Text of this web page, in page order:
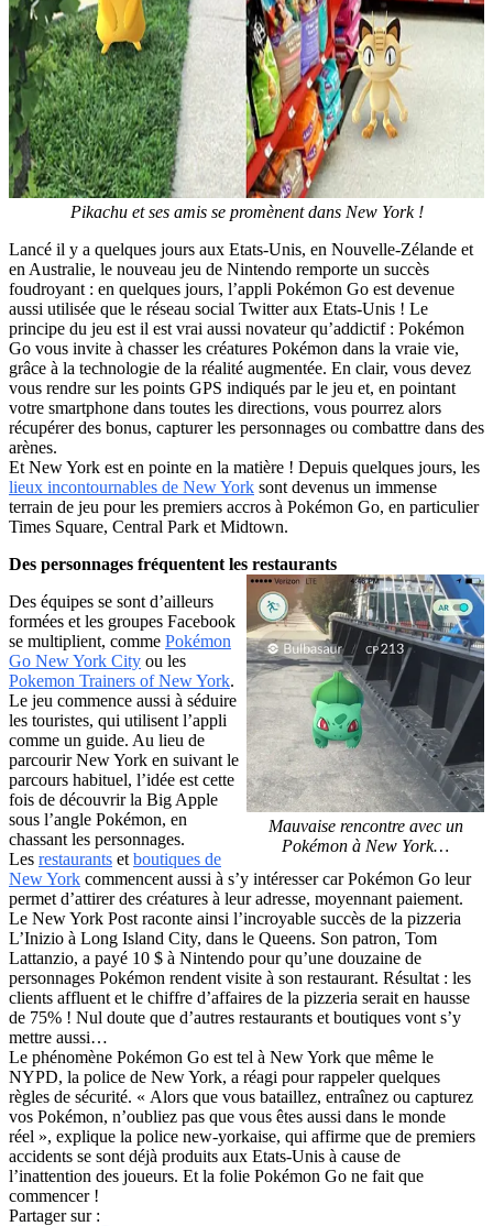
Pikachu et ses amis se promènent dans New York !
Lancé il y a quelques jours aux Etats-Unis, en Nouvelle-Zélande et
en Australie, le nouveau jeu de Nintendo remporte un succès
foudroyant : en quelques jours, l’appli Pokémon Go est devenue
aussi utilisée que le réseau social Twitter aux Etats-Unis ! Le
principe du jeu est il est vrai aussi novateur qu’addictif : Pokémon
Go vous invite à chasser les créatures Pokémon dans la vraie vie,
grâce à la technologie de la réalité augmentée. En clair, vous devez
vous rendre sur les points GPS indiqués par le jeu et, en pointant
votre smartphone dans toutes les directions, vous pourrez alors
récupérer des bonus, capturer les personnages ou combattre dans des
arènes.
Et New York est en pointe en la matière ! Depuis quelques jours, les
lieux incontournables de New York sont devenus un immense
terrain de jeu pour les premiers accros à Pokémon Go, en particulier
Times Square, Central Park et Midtown.
Des personnages fréquentent les restaurants
Mauvaise rencontre avec un
Pokémon à New York…
Des équipes se sont d’ailleurs
formées et les groupes Facebook
se multiplient, comme Pokémon
Go New York City ou les
Pokemon Trainers of New York.
Le jeu commence aussi à séduire
les touristes, qui utilisent l’appli
comme un guide. Au lieu de
parcourir New York en suivant le
parcours habituel, l’idée est cette
fois de découvrir la Big Apple
sous l’angle Pokémon, en
chassant les personnages.
Les restaurants et boutiques de
New York commencent aussi à s’y intéresser car Pokémon Go leur
permet d’attirer des créatures à leur adresse, moyennant paiement.
Le New York Post raconte ainsi l’incroyable succès de la pizzeria
L’Inizio à Long Island City, dans le Queens. Son patron, Tom
Lattanzio, a payé 10 $ à Nintendo pour qu’une douzaine de
personnages Pokémon rendent visite à son restaurant. Résultat : les
clients affluent et le chiffre d’affaires de la pizzeria serait en hausse
de 75% ! Nul doute que d’autres restaurants et boutiques vont s’y
mettre aussi…
Le phénomène Pokémon Go est tel à New York que même le
NYPD, la police de New York, a réagi pour rappeler quelques
règles de sécurité. « Alors que vous bataillez, entraînez ou capturez
vos Pokémon, n’oubliez pas que vous êtes aussi dans le monde
réel », explique la police new-yorkaise, qui affirme que de premiers
accidents se sont déjà produits aux Etats-Unis à cause de
l’inattention des joueurs. Et la folie Pokémon Go ne fait que
commencer !
Partager sur :